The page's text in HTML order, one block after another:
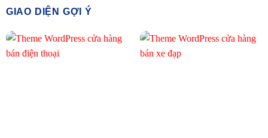
GIAO DIỆN GỢI Ý